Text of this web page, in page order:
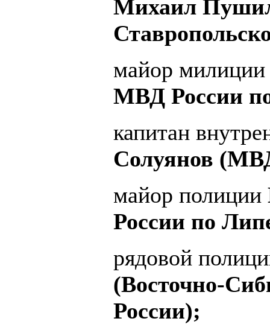
Михаил
майор милиции
МВД России
капитан
Солуянов
майор полиции
России по
рядовой
(Восточно-
России);